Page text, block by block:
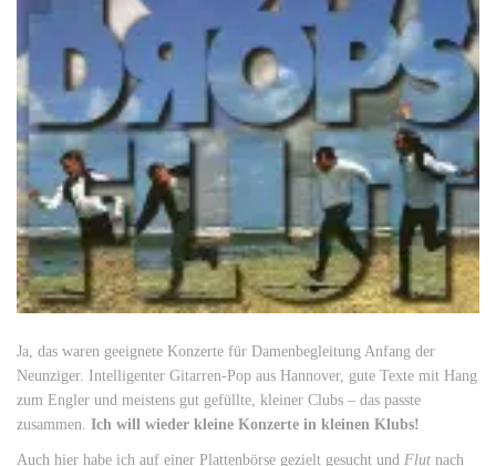
Ja, das waren geeignete Konzerte für Damenbegleitung Anfang der
Neunziger. Intelligenter Gitarren-Pop aus Hannover, gute Texte mit Hang
zum Engler und meistens gut gefüllte, kleiner Clubs – das passte
zusammen. Ich will wieder kleine Konzerte in kleinen Klubs!
Auch hier habe ich auf einer Plattenbörse gezielt gesucht und Flut nach